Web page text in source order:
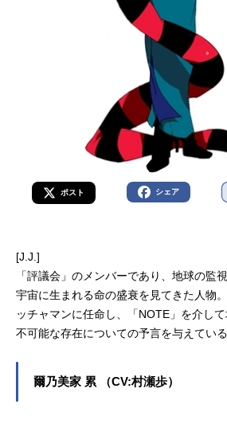
ポスト シェア
[J.J.]
「評議会」のメンバーであり、地球の監
宇宙に生まれる命の盛衰を見てきた人物
ッチャマンに任命し、「NOTE」を介し
不可能な存在についての予言を与えている
爾乃美家 累 （CV:村瀬歩）